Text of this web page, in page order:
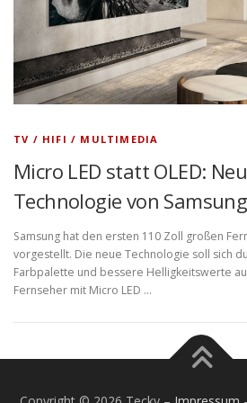
TV / HIFI / MULTIMEDIA
Micro LED statt OLED:
Technologie von Samsung
Samsung hat den ersten 110 Zoll großen
vorgestellt. Die neue Technologie soll sich
Farbpalette und bessere Helligkeitswerte
Fernseher mit Micro LED …